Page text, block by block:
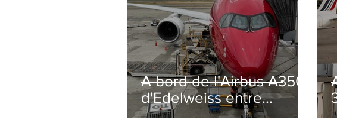
A bord de l'Airbus A350
d'Edelweiss entre
Vancouver et Zurich